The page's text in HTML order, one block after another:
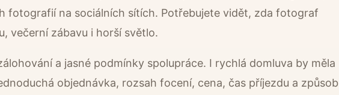
fotografií na sociálních sítích. Potřebujete vidět, zda fotograf
večerní zábavu i horší světlo.
a jasné podmínky spolupráce. I rychlá domluva by měla
objednávka, rozsah focení, cena, čas příjezdu a způsob